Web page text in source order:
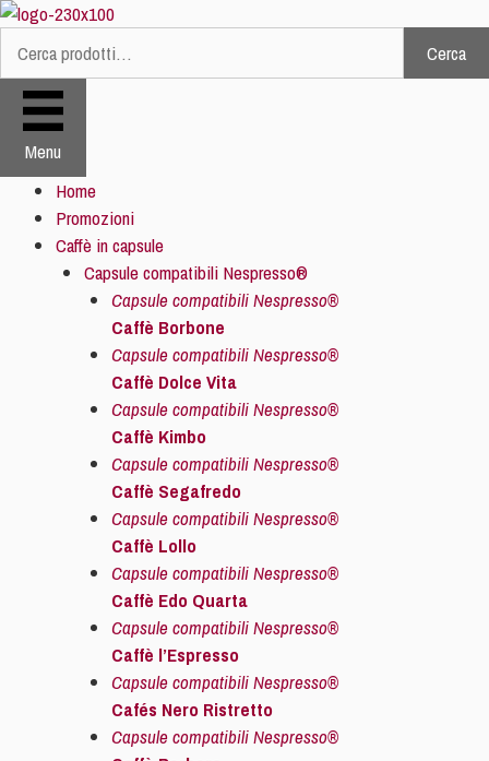
Vai
contenuto
Cerca: Cerca
Menu
Home
Promozioni
Caffè in capsule
Capsule compatibili Nespresso®
Capsule compatibili Nespresso®
Caffè Borbone
Capsule compatibili Nespresso®
Caffè Dolce Vita
Capsule compatibili Nespresso®
Caffè Kimbo
Capsule compatibili Nespresso®
Caffè Segafredo
Capsule compatibili Nespresso®
Caffè Lollo
Capsule compatibili Nespresso®
Caffè Edo Quarta
Capsule compatibili Nespresso®
Caffè l’Espresso
Capsule compatibili Nespresso®
Cafés Nero Ristretto
Capsule compatibili Nespresso®